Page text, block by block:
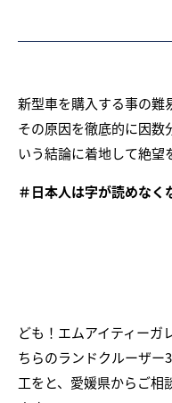
新型車を購入する事の難
その原因を徹底的に因数
いう結論に着地して絶望
＃日本人は字が読めなく
ども！エムアイティーガ
ちらのランドクルーザー
工をと、愛媛県からご相